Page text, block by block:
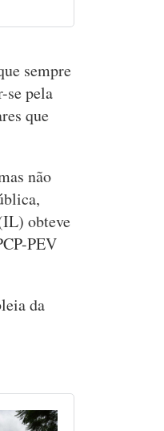
sempre
se pela
que
não
obteve
PEV
da